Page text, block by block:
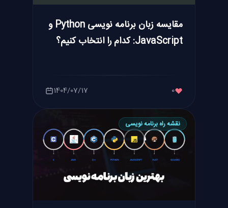
مقایسه زبان برنامه نویسی Python و
JavaScript: کدام را انتخاب کنیم؟
1404/07/17 0
نقشه راه برنامه نویسی